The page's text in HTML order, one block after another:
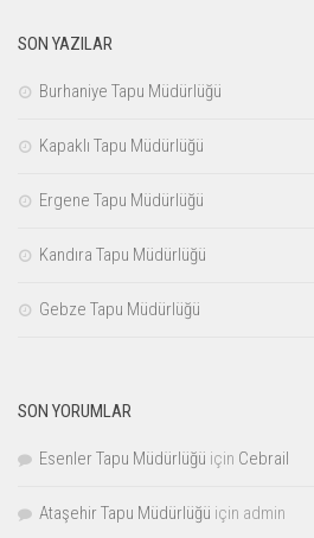
SON YAZILAR
Burhaniye Tapu Müdürlüğü
Kapaklı Tapu Müdürlüğü
Ergene Tapu Müdürlüğü
Kandıra Tapu Müdürlüğü
Gebze Tapu Müdürlüğü
SON YORUMLAR
Esenler Tapu Müdürlüğü için Cebrail
Ataşehir Tapu Müdürlüğü için admin